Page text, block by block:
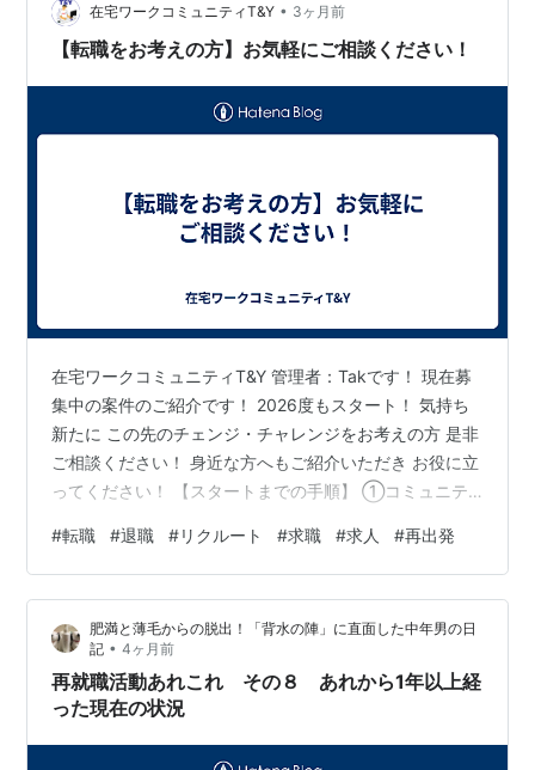
在宅ワークコミュニティT&Y • 3ヶ月前
【転職をお考えの方】お気軽にご相談ください！
在宅ワークコミュニティT&Y 管理者：Takです！ 現在募
集中の案件のご紹介です！ 2026度もスタート！ 気持ち
新たに この先のチェンジ・チャレンジをお考えの方 是非
ご相談ください！ 身近な方へもご紹介いただき お役に立
ってください！ 【スタートまでの手順】 ①コミュニテ
LINE：https://lin.ee/gBdbcBd ⇒ メンバー登録が完了し
たら メニューの「案件一覧」よりご興味ある案件を探す
②管理者LINEを友達登録し 管理者LINEへ 本案件No.
「125 or 126 or 127」を送信ください 管理者LINE：ht…
#転職 #退職 #リクルート #求職 #求人 #再出発
肥満と薄毛からの脱出！「背水の陣」に直面した中年男の日
記 • 4ヶ月前
再就職活動あれこれ その８ あれから1年以上経
った現在の状況